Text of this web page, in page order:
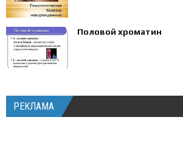
Половой хроматин
РЕКЛАМА